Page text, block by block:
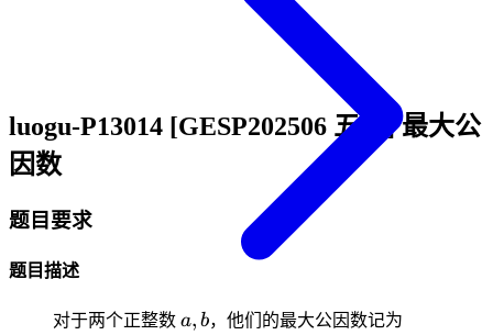
luogu-P13014 [GESP202506 五级] 最大公
因数
题目要求
题目描述
对于两个正整数 a,b
a, b，他们的最大公因数记为